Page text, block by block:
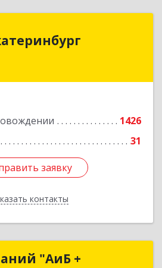
1426
31
заявку
контакты
1С-Екатеринбург
обл, Екатеринбург г, 8
заявку
Назад
"АиБ +
компаний "АиБ +